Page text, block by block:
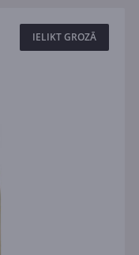
IELIKT GROZĀ